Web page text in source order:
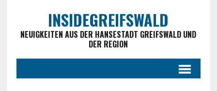
INSIDEGREIFSWALD
NEUIGKEITEN AUS DER HANSESTADT GREIFSWALD UND
DER REGION